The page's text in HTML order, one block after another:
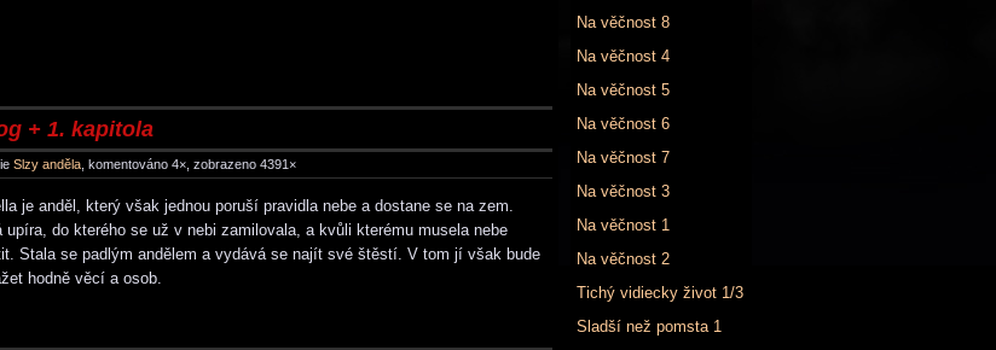
+ 1. kapitola
Slzy anděla , komentováno 4×, zobrazeno 4391×
je anděl, který však jednou poruší pravidla nebe a dostane se na zem.
upíra, do kterého se už v nebi zamilovala, a kvůli kterému musela nebe
Stala se padlým andělem a vydává se najít své štěstí. V tom jí však bude
hodně věcí a osob.
Na věčnost 8
Na věčnost 4
Na věčnost 5
Na věčnost 6
Na věčnost 7
Na věčnost 3
Na věčnost 1
Na věčnost 2
Tichý vidiecky život 1/3
Sladší než pomsta 1